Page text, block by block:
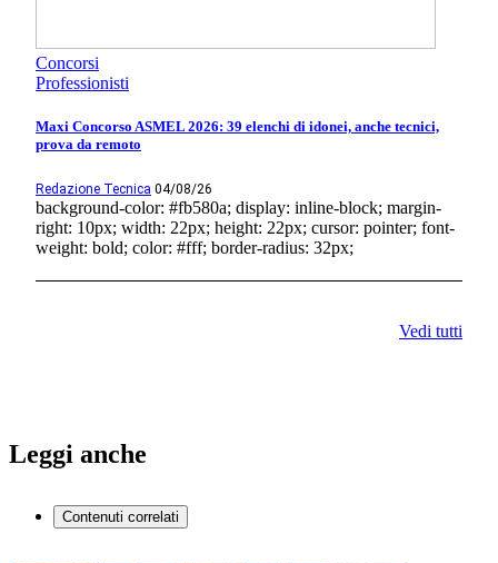
Concorsi
Professionisti
Maxi Concorso ASMEL 2026: 39 elenchi di idonei, anche tecnici,
prova da remoto
Redazione Tecnica 04/08/26
background-color: #fb580a; display: inline-block; margin-
right: 10px; width: 22px; height: 22px; cursor: pointer; font-
weight: bold; color: #fff; border-radius: 32px;
Vedi tutti
Leggi anche
Contenuti correlati